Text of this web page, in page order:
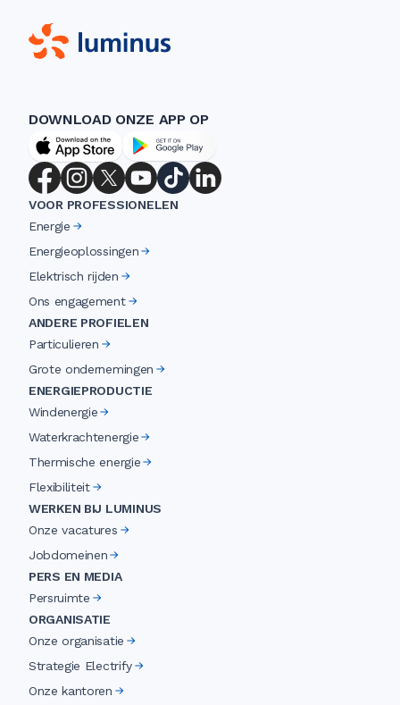
DOWNLOAD ONZE APP OP
VOOR PROFESSIONELEN
Energie
Energieoplossingen
Elektrisch rijden
Ons engagement
ANDERE PROFIELEN
Particulieren
Grote ondernemingen
ENERGIEPRODUCTIE
Windenergie
Waterkrachtenergie
Thermische energie
Flexibiliteit
WERKEN BIJ LUMINUS
Onze vacatures
Jobdomeinen
PERS EN MEDIA
Persruimte
ORGANISATIE
Onze organisatie
Strategie Electrify
Onze kantoren